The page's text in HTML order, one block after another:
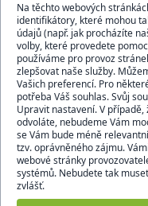
Na těchto webových
identifikátory, které mohou
údajů (např. jak procházíte
volby, které provedete
používáme pro provoz
zlepšovat naše služby.
Vašich preferencí. Pro
potřeba Váš souhlas. Svůj
Upravit nastavení. V
odvoláte, nebudeme Vám
se Vám bude méně
tzv. oprávněného zájmu.
webové stránky
systémů. Nebudete tak
zvlášť.
DOPRAVCI
BEZPEČNÝ OBCHOD